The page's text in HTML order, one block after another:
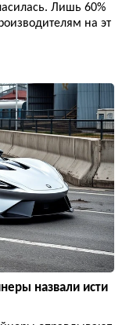
Лишь 60%
на эт
назвали исти